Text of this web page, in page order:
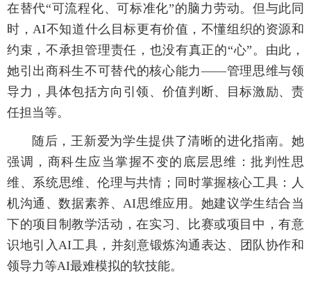
在替代“可流程化、可标准化”的脑力劳动。但与此同
时，AI不知道什么目标更有价值，不懂组织的资源和
约束，不承担管理责任，也没有真正的“心”。由此，
她引出商科生不可替代的核心能力——管理思维与领
导力，具体包括方向引领、价值判断、目标激励、责
任担当等。
随后，王新爱为学生提供了清晰的进化指南。她
强调，商科生应当掌握不变的底层思维：批判性思
维、系统思维、伦理与共情；同时掌握核心工具：人
机沟通、数据素养、AI思维应用。她建议学生结合当
下的项目制教学活动，在实习、比赛或项目中，有意
识地引入AI工具，并刻意锻炼沟通表达、团队协作和
领导力等AI最难模拟的软技能。